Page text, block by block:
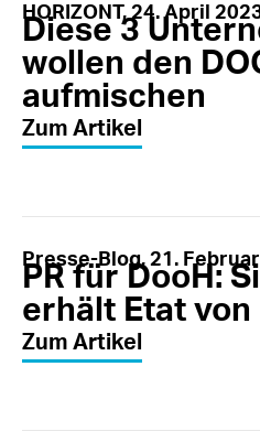
HORIZONT, 24. April
Diese 3
wollen den
aufmischen
Zum Artikel
Presse-Blog, 21.
PR für DooH:
erhält Etat von
Zum Artikel